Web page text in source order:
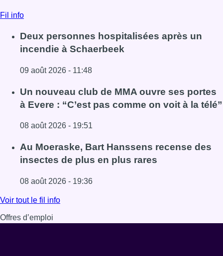
Fil info
Deux personnes hospitalisées après un
incendie à Schaerbeek
09 août 2026 - 11:48
Lire l'article Deux personnes hospitalisées après un
Un nouveau club de MMA ouvre ses portes
à Evere : “C’est pas comme on voit à la télé”
08 août 2026 - 19:51
Lire l'article Un nouveau club de MMA ouvre ses portes à
Au Moeraske, Bart Hanssens recense des
insectes de plus en plus rares
08 août 2026 - 19:36
Lire l'article Au Moeraske, Bart Hanssens recense des
Voir tout le fil info
Offres d’emploi